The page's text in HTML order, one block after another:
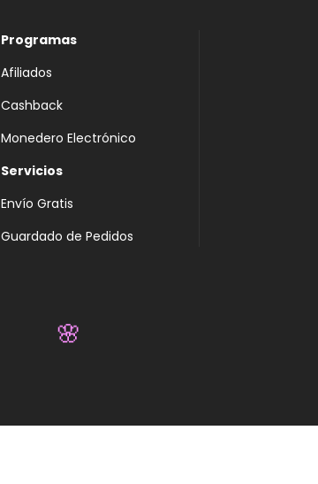
Programas
Afiliados
Cashback
Monedero Electrónico
Servicios
Envío Gratis
Guardado de Pedidos